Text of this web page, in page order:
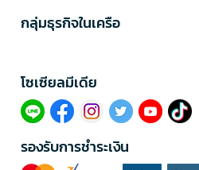
กลุ่มธุรกิจในเครือ
โซเซียลมีเดีย​
รองรับการชำระเงิน